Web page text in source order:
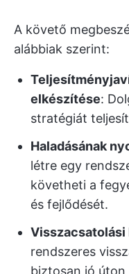
A követő
alábbiak szerint:
elkészítése:
stratégiát
Haladásának
létre egy
követheti a
és fejlődését.
Visszacsatolási
rendszeres
biztosan jó úton